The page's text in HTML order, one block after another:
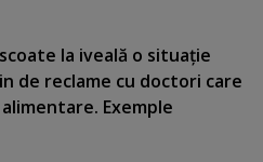
la iveală o situaţie
de reclame cu doctori care
Exemple